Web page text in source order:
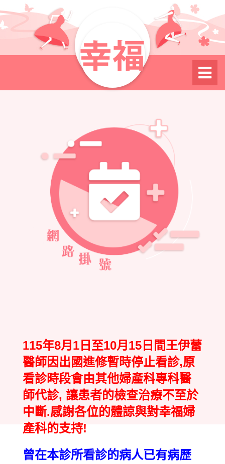
115年8月1日至10月15日間王伊蕾
醫師因出國進修暫時停止看診,原
看診時段會由其他婦產科專科醫
師代診, 讓患者的檢查治療不至於
中斷.感謝各位的體諒與對幸福婦
產科的支持!
曾在本診所看診的病人已有病歷